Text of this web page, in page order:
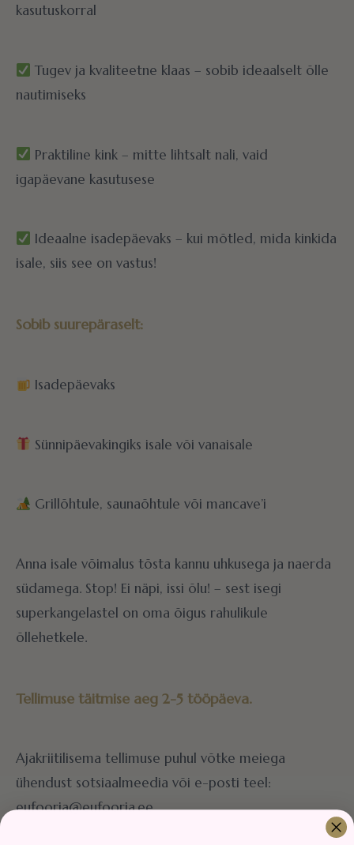
kasutuskorral
Tugev ja kvaliteetne klaas – sobib ideaalselt õlle
nautimiseks
Praktiline kink – mitte lihtsalt nali, vaid
igapäevane kasutusese
Ideaalne isadepäevaks – kui mõtled, mida kinkida
isale, siis see on vastus!
Sobib suurepäraselt:
Isadepäevaks
Sünnipäevakingiks isale või vanaisale
Grillõhtule, saunaõhtule või mancave’i
Anna isale võimalus tõsta kannu uhkusega ja naerda
südamega. Stop! Ei näpi, issi õlu! – sest isegi
superkangelastel on oma õigus rahulikule
õllehetkele.
Tellimuse täitmise aeg 2-5 tööpäeva.
Ajakriitilisema tellimuse puhul võtke meiega
ühendust sotsiaalmeedia või e-posti teel:
eufooria@eufooria.ee